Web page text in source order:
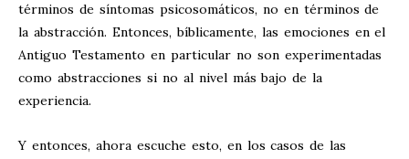
términos de síntomas psicosomáticos, no en términos de
la abstracción. Entonces, bíblicamente, las emociones en el
Antiguo Testamento en particular no son experimentadas
como abstracciones si no al nivel más bajo de la
experiencia.
Y entonces, ahora escuche esto, en los casos de las